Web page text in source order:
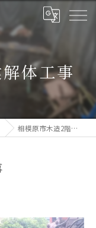
体工事
相模原市木造2階建解体工事